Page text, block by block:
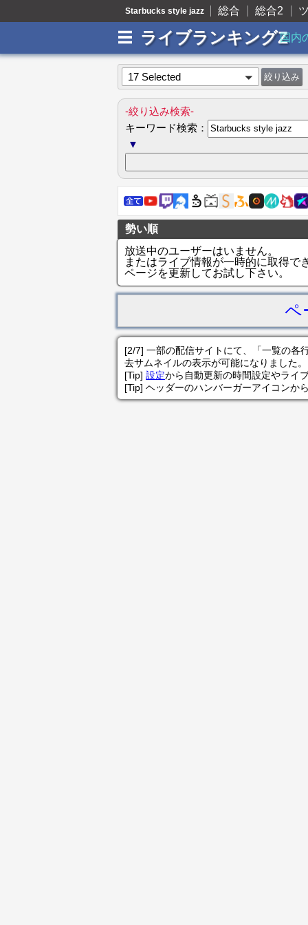
Starbucks style jazz 総合 総合2
ライブランキングZ国内
17 Selected
-絞り込み検索-
キーワード検索：
▼
勢い順
放送中のユーザーはいません。
またはライブ情報が一時的に取得で
ページを更新してお試し下さい。
ペ
[2/7] 一部の配信サイトにて、「一覧の各
去サムネイルの表示が可能になりました。
[Tip] 設定から自動更新の時間設定やライ
[Tip] ヘッダーのハンバーガーアイコンか